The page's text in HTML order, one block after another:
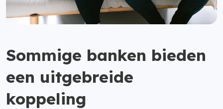
Sommige banken bieden
een uitgebreide
koppeling